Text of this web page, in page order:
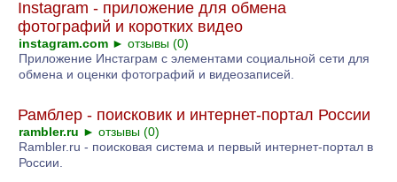
Instagram - приложение для обмена
фотографий и коротких видео
instagram.com ► отзывы (0)
Приложение Инстаграм с элементами социальной сети для
обмена и оценки фотографий и видеозаписей.
Рамблер - поисковик и интернет-портал России
rambler.ru ► отзывы (0)
Rambler.ru - поисковая система и первый интернет-портал в
России.